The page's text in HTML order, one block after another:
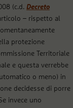
(c.d. Decreto
– rispetto al
protezione
Territoriale
e questa verrebbe
o meno) in
decidesse di porre
invece uno